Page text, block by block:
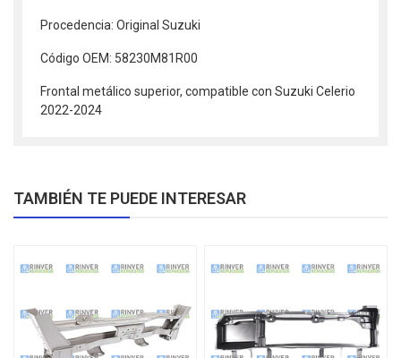
Procedencia: Original Suzuki
Código OEM: 58230M81R00
Frontal metálico superior, compatible con Suzuki Celerio
2022-2024
TAMBIÉN TE PUEDE INTERESAR